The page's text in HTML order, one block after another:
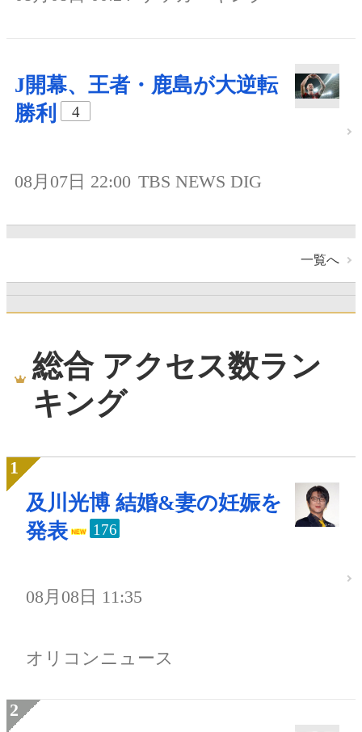
J開幕、王者・鹿島が大逆転
勝利
4
08月07日 22:00 TBS NEWS DIG
一覧へ
総合 アクセス数ラン
キング
及川光博 結婚&妻の妊娠を
発表
176
08月08日 11:35
オリコンニュース